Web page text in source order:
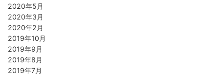
2020年5月
2020年3月
2020年2月
2019年10月
2019年9月
2019年8月
2019年7月